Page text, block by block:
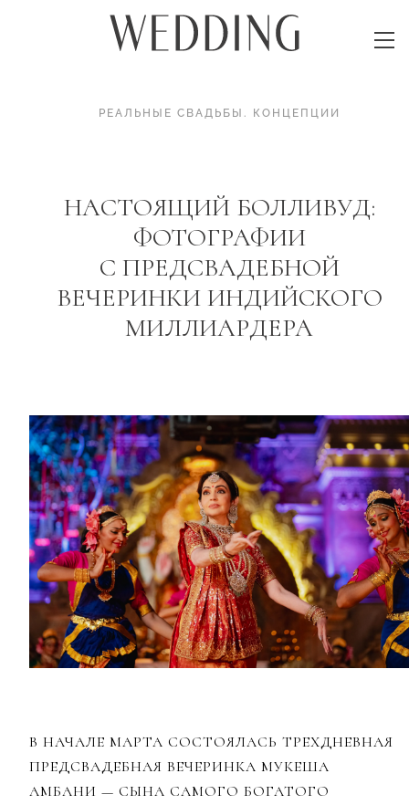
РЕАЛЬНЫЕ СВАДЬБЫ . КОНЦЕПЦИИ
НАСТОЯЩИЙ БОЛЛИВУД:
ФОТОГРАФИИ
С ПРЕДСВАДЕБНОЙ
ВЕЧЕРИНКИ ИНДИЙСКОГО
МИЛЛИАРДЕРА
В НАЧАЛЕ МАРТА СОСТОЯЛАСЬ ТРЕХДНЕВНАЯ
ПРЕДСВАДЕБНАЯ ВЕЧЕРИНКА МУКЕША
АМБАНИ — СЫНА САМОГО БОГАТОГО